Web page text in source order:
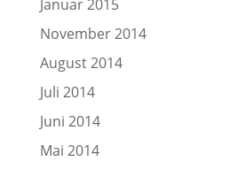
Januar 2015
November 2014
August 2014
Juli 2014
Juni 2014
Mai 2014